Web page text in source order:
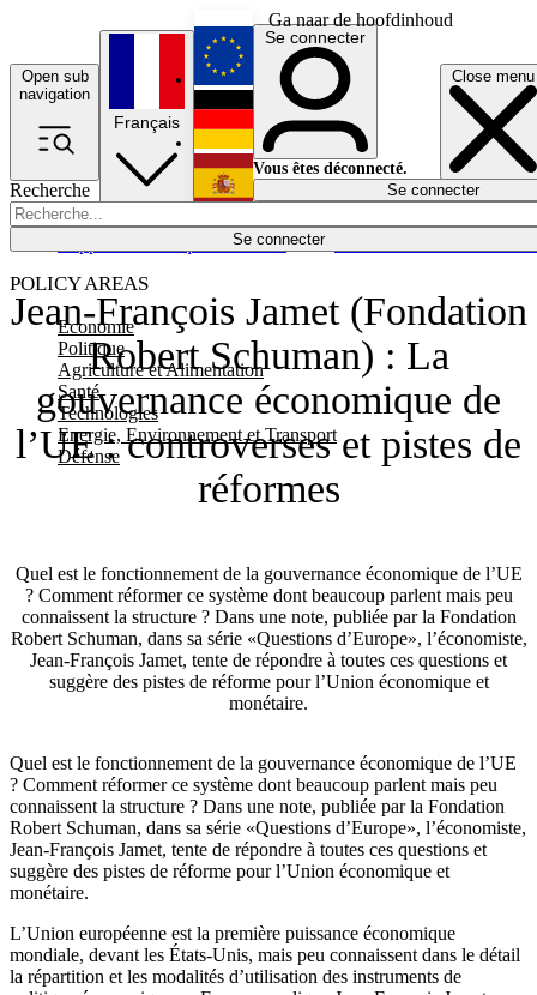
Ga naar de hoofdinhoud
Open sub
navigation
Close menu
Recherche
Se connecter
POLICY AREAS
Economie
Politique
Agriculture et Alimentation
Santé
Technologies
Energie, Environnement et Transport
Défense
Économie
Français
English
Deutsch
Español
Se connecter
Vous êtes déconnecté.
Se connecter
Jean-François Jamet (Fondation
Robert Schuman) : La
gouvernance économique de
l’UE : controverses et pistes de
réformes
Quel est le fonctionnement de la gouvernance économique de l’UE
? Comment réformer ce système dont beaucoup parlent mais peu
connaissent la structure ? Dans une note, publiée par la Fondation
Robert Schuman, dans sa série «Questions d’Europe», l’économiste,
Jean-François Jamet, tente de répondre à toutes ces questions et
suggère des pistes de réforme pour l’Union économique et
monétaire.
Quel est le fonctionnement de la gouvernance économique de l’UE
? Comment réformer ce système dont beaucoup parlent mais peu
connaissent la structure ? Dans une note, publiée par la Fondation
Robert Schuman, dans sa série «Questions d’Europe», l’économiste,
Jean-François Jamet, tente de répondre à toutes ces questions et
suggère des pistes de réforme pour l’Union économique et
monétaire.
L’Union européenne est la première puissance économique
mondiale, devant les États-Unis, mais peu connaissent dans le détail
la répartition et les modalités d’utilisation des instruments de